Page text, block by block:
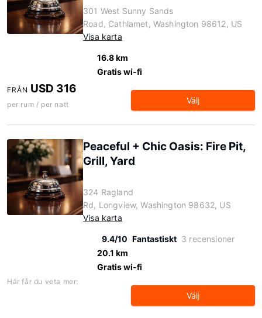
301 West Sunny Sands
Road, Cathlamet, Washington 98612, US
Visa karta
16.8 km
Gratis wi-fi
FRÅN USD 316
per rum / per natt Välj
Peaceful + Chic Oasis: Fire Pit,
Grill, Yard
324 Ragland
Rd, Longview, Washington 98632, US
Visa karta
9.4/10 Fantastiskt 3 recensioner
20.1 km
Gratis wi-fi
Här får du veta mer:
Välj